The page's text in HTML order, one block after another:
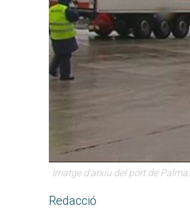
Imatge d'arxiu del port de Palma.
Redacció